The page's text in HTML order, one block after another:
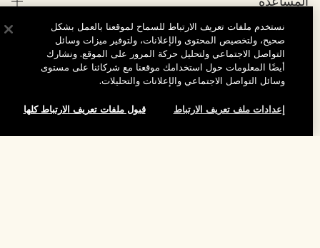
الأسئلة الشائعة
بيانات التوصيل
الاسترجاع والاسترداد
التسوق أونلاين
تفضلوا بزيارة الموقع والاستكشاف
مُحدِّد مواقع المتاجر
تخفيضات وفعاليات الشركات
الخصوصية والشروط
نستخدم ملفات تعريف الارتباط للسماح لموقعنا بالعمل بشكل
صحيح، ولتخصيص المحتوى والإعلانات، ولتوفير ميزات وسائل
التواصل الاجتماعي ولتحليل حركة المرور على الموقع. ونشارك
أيضًا المعلومات حول استخدامك موقعنا مع شركائنا على مستوى
وسائل التواصل الاجتماعي والإعلانات والتحليلات.
إعدادات ملف تعريف الارتباط قبول ملفات تعريف الارتباط كلها